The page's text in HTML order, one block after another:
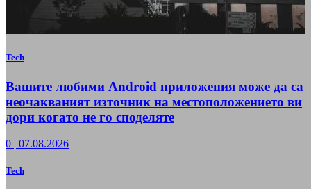
Tech
Вашите любими Android приложения може да са
неочакваният източник на местоположението ви
дори когато не го споделяте
0 | 07.08.2026
Tech